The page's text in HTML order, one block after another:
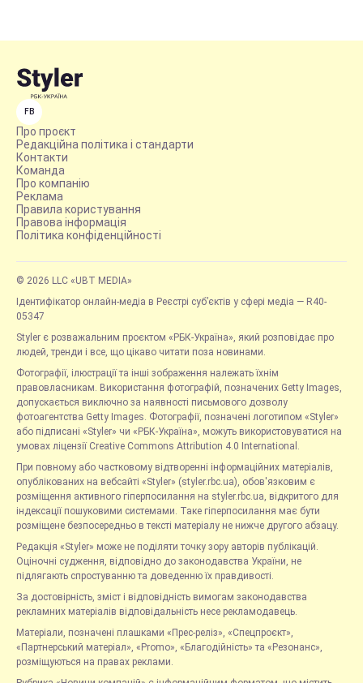
FB
Про проєкт
Редакційна політика і стандарти
Контакти
Команда
Про компанію
Реклама
Правила користування
Правова інформація
Політика конфіденційності
© 2026 LLC «UBT MEDIA»
Ідентифікатор онлайн-медіа в Реєстрі суб’єктів у сфері медіа — R40-
05347
Styler є розважальним проєктом «РБК-Україна», який розповідає про
людей, тренди і все, що цікаво читати поза новинами.
Фотографії, ілюстрації та інші зображення належать їхнім
правовласникам. Використання фотографій, позначених Getty Images,
допускається виключно за наявності письмового дозволу
фотоагентства Getty Images. Фотографії, позначені логотипом «Styler»
або підписані «Styler» чи «РБК-Україна», можуть використовуватися на
умовах ліцензії Creative Commons Attribution 4.0 International.
При повному або частковому відтворенні інформаційних матеріалів,
опублікованих на вебсайті «Styler» (styler.rbc.ua), обов'язковим є
розміщення активного гіперпосилання на styler.rbc.ua, відкритого для
індексації пошуковими системами. Таке гіперпосилання має бути
розміщене безпосередньо в тексті матеріалу не нижче другого абзацу.
Редакція «Styler» може не поділяти точку зору авторів публікацій.
Оціночні судження, відповідно до законодавства України, не
підлягають спростуванню та доведенню їх правдивості.
За достовірність, зміст і відповідність вимогам законодавства
рекламних матеріалів відповідальність несе рекламодавець.
Матеріали, позначені плашками «Прес-реліз», «Спецпроєкт»,
«Партнерський матеріал», «Promo», «Благодійність» та «Резонанс»,
розміщуються на правах реклами.